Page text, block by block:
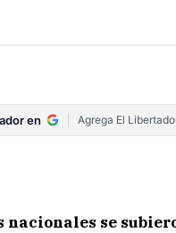
en Agrega El
nacionales se